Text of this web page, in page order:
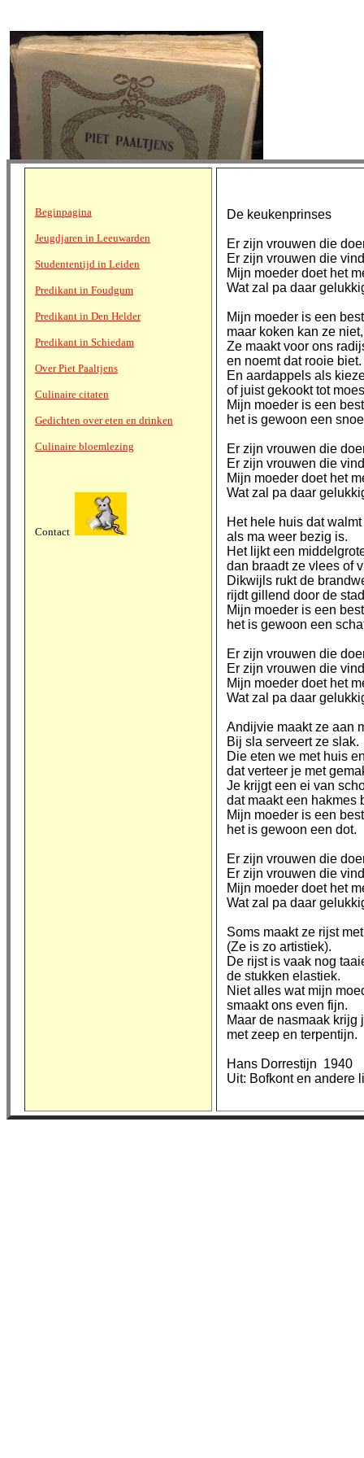
Beginpagina
Jeugdjaren in Leeuwarden
Studententijd in Leiden
Predikant in Foudgum
Predikant in Den Helder
Predikant in Schiedam
Over Piet Paaltjens
Culinaire citaten
Gedichten over eten en drinken
Culinaire bloemlezing
Contact
De keukenprinses
Er zijn vrouwen die
Er zijn vrouwen die
Mijn moeder doet het
Wat zal pa daar
Mijn moeder is een
maar koken kan ze niet,
Ze maakt voor ons
en noemt dat rooie biet.
En aardappels als
of juist gekookt tot
Mijn moeder is een
het is gewoon een
Er zijn vrouwen die
Er zijn vrouwen die
Mijn moeder doet het
Wat zal pa daar
Het hele huis dat
als ma weer bezig is.
Het lijkt een
dan braadt ze vlees of
Dikwijls rukt de
rijdt gillend door de
Mijn moeder is een
het is gewoon een
Er zijn vrouwen die
Er zijn vrouwen die
Mijn moeder doet het
Wat zal pa daar
Andijvie maakt ze aan
Bij sla serveert ze slak.
Die eten we met huis
dat verteer je met
Je krijgt een ei van
dat maakt een hakmes
Mijn moeder is een
het is gewoon een dot.
Er zijn vrouwen die
Er zijn vrouwen die
Mijn moeder doet het
Wat zal pa daar
Soms maakt ze rijst
(Ze is zo artistiek).
De rijst is vaak nog
de stukken elastiek.
Niet alles wat mijn
smaakt ons even fijn.
Maar de nasmaak krijg
met zeep en terpentijn.
Hans Dorrestijn 1940
Uit: Bofkont en andere